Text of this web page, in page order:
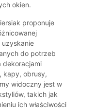
okien.
proponuje
do potrzeb
dekoracjami
kapy, obrusy,
widoczny jest w
takich jak
ich właściwości